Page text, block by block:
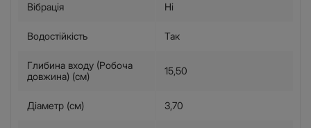
Вібрація Ні
Водостійкість Так
Глибина входу (Робоча
довжина) (см)
15,50
Діаметр (см) 3,70